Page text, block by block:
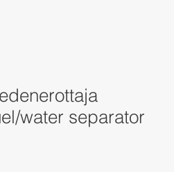
water separator